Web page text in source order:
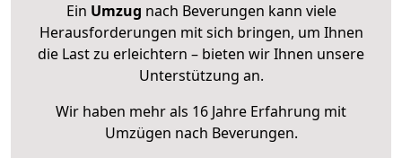
Ein Umzug nach Beverungen kann viele
Herausforderungen mit sich bringen, um Ihnen
die Last zu erleichtern – bieten wir Ihnen unsere
Unterstützung an.
Wir haben mehr als 16 Jahre Erfahrung mit
Umzügen nach Beverungen.